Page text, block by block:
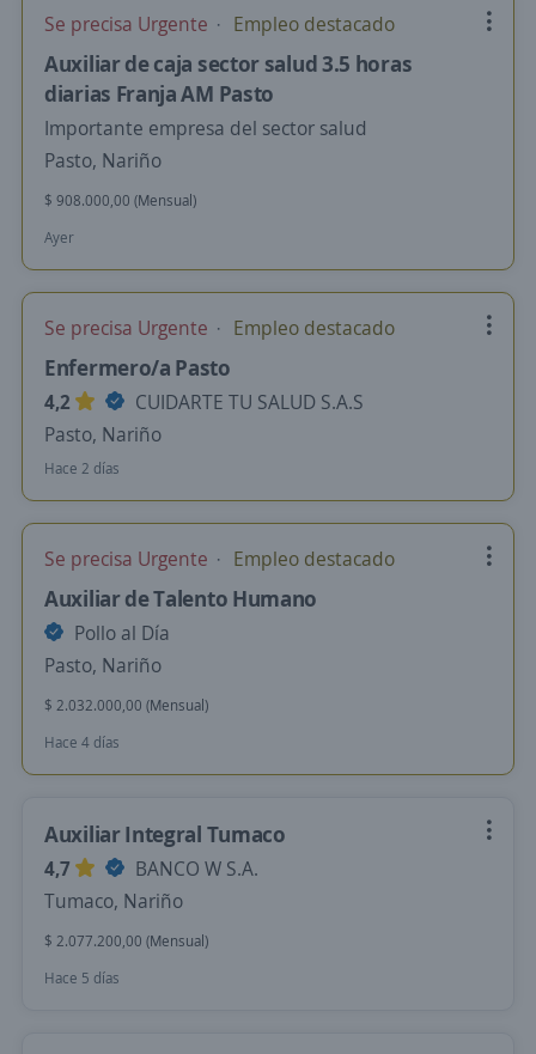
Se precisa Urgente Empleo destacado
Auxiliar de caja sector salud 3.5 horas
diarias Franja AM Pasto
Importante empresa del sector salud
Pasto, Nariño
$ 908.000,00 (Mensual)
Ayer
Se precisa Urgente Empleo destacado
Enfermero/a Pasto
4,2
CUIDARTE TU SALUD S.A.S
Pasto, Nariño
Hace 2 días
Se precisa Urgente Empleo destacado
Auxiliar de Talento Humano
Pollo al Día
Pasto, Nariño
$ 2.032.000,00 (Mensual)
Hace 4 días
Auxiliar Integral Tumaco
4,7
BANCO W S.A.
Tumaco, Nariño
$ 2.077.200,00 (Mensual)
Hace 5 días